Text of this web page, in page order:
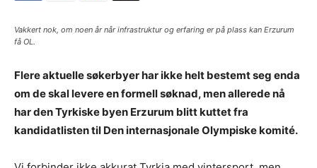
Vakkert nok, om noen år når infrastruktur og erfaring er på plass kan Erzurum
få OL.
Flere aktuelle søkerbyer har ikke helt bestemt seg enda
om de skal levere en formell søknad, men allerede nå
har den Tyrkiske byen Erzurum blitt kuttet fra
kandidatlisten til Den internasjonale Olympiske komité.